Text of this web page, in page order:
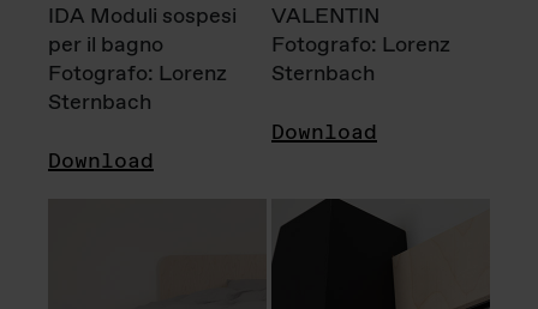
IDA Moduli sospesi
per il bagno
Fotografo: Lorenz
Sternbach
Download
VALENTIN
Fotografo: Lorenz
Sternbach
Download